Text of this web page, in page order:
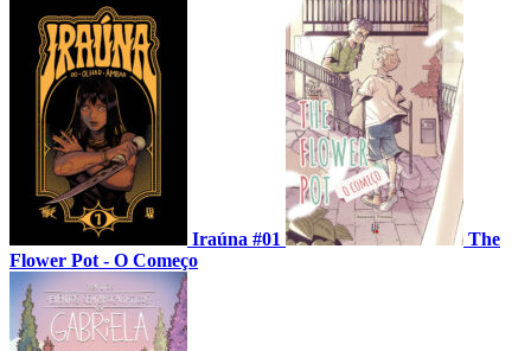
Iraúna #01
The
Flower Pot - O Começo